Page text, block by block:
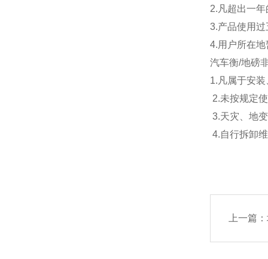
2. 凡超出一
3.产品使用
4.用户所在
汽车衡/地磅
1. 凡属于安
2.未按规定
3.天灾、地
4.自行拆卸
上一篇：